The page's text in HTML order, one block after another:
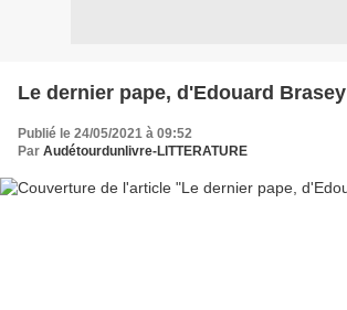
Le dernier pape, d'Edouard Brasey
Publié le 24/05/2021 à 09:52
Par Audétourdunlivre-LITTERATURE